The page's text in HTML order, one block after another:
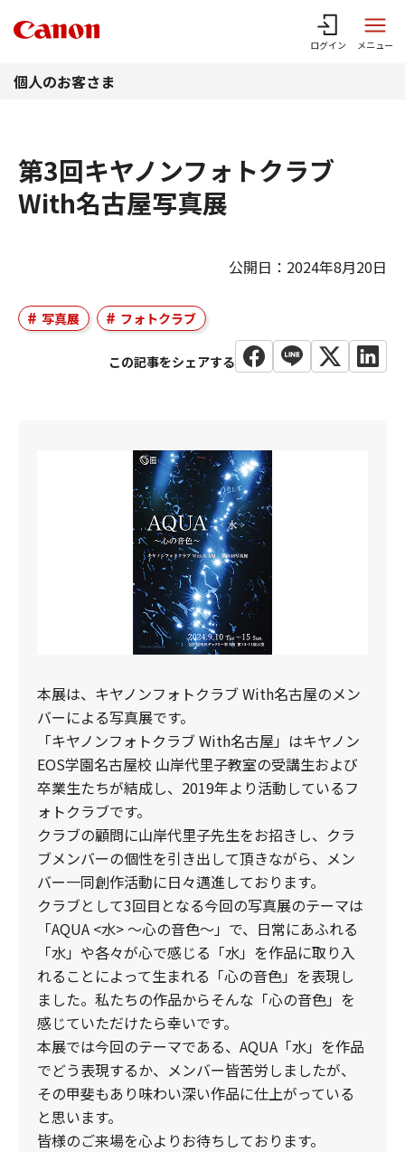
ログイン メニュー
個人のお客さま
第3回キヤノンフォトクラブ
With名古屋写真展
公開日：2024年8月20日
写真展 フォトクラブ
本展は、キヤノンフォトクラブ With名古屋のメン
バーによる写真展です。
「キヤノンフォトクラブ With名古屋」はキヤノン
EOS学園名古屋校 山岸代里子教室の受講生および
卒業生たちが結成し、2019年より活動しているフ
ォトクラブです。
クラブの顧問に山岸代里子先生をお招きし、クラ
ブメンバーの個性を引き出して頂きながら、メン
バー一同創作活動に日々邁進しております。
クラブとして3回目となる今回の写真展のテーマは
「AQUA <水> ～心の音色～」で、日常にあふれる
「水」や各々が心で感じる「水」を作品に取り入
れることによって生まれる「心の音色」を表現し
ました。私たちの作品からそんな「心の音色」を
感じていただけたら幸いです。
本展では今回のテーマである、AQUA「水」を作品
でどう表現するか、メンバー皆苦労しましたが、
その甲斐もあり味わい深い作品に仕上がっている
と思います。
皆様のご来場を心よりお待ちしております。